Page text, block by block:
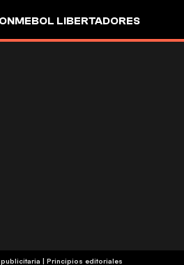
LIBERTADORES
| Principios editoriales